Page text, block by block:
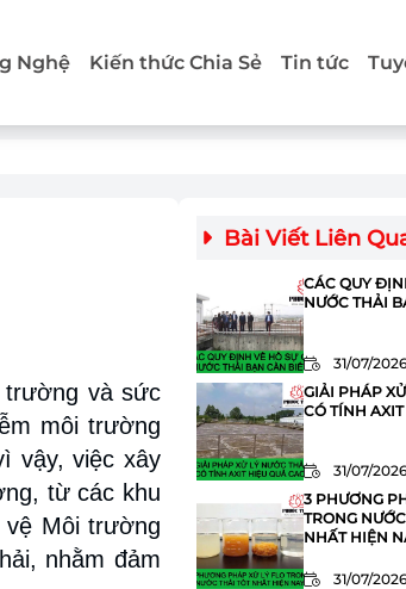
Nghệ Kiến thức Chia Sẻ Tin tức
trường và sức
môi trường
vậy, việc xây
từ các khu
Môi trường
nhằm đảm
Bài Viết Liên
CÁC QUY
NƯỚC THẢI
31/07/2026
GIẢI PHÁP
CÓ TÍNH
31/07/2026
3 PHƯƠNG
TRONG
NHẤT HIỆN
31/07/2026